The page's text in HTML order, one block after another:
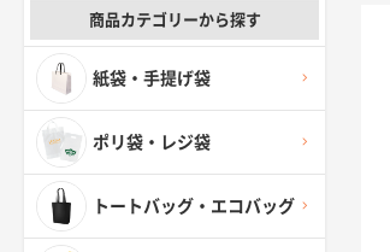
商品カテゴリーから探す
紙袋・手提げ袋
ポリ袋・レジ袋
トートバッグ・エコバッグ